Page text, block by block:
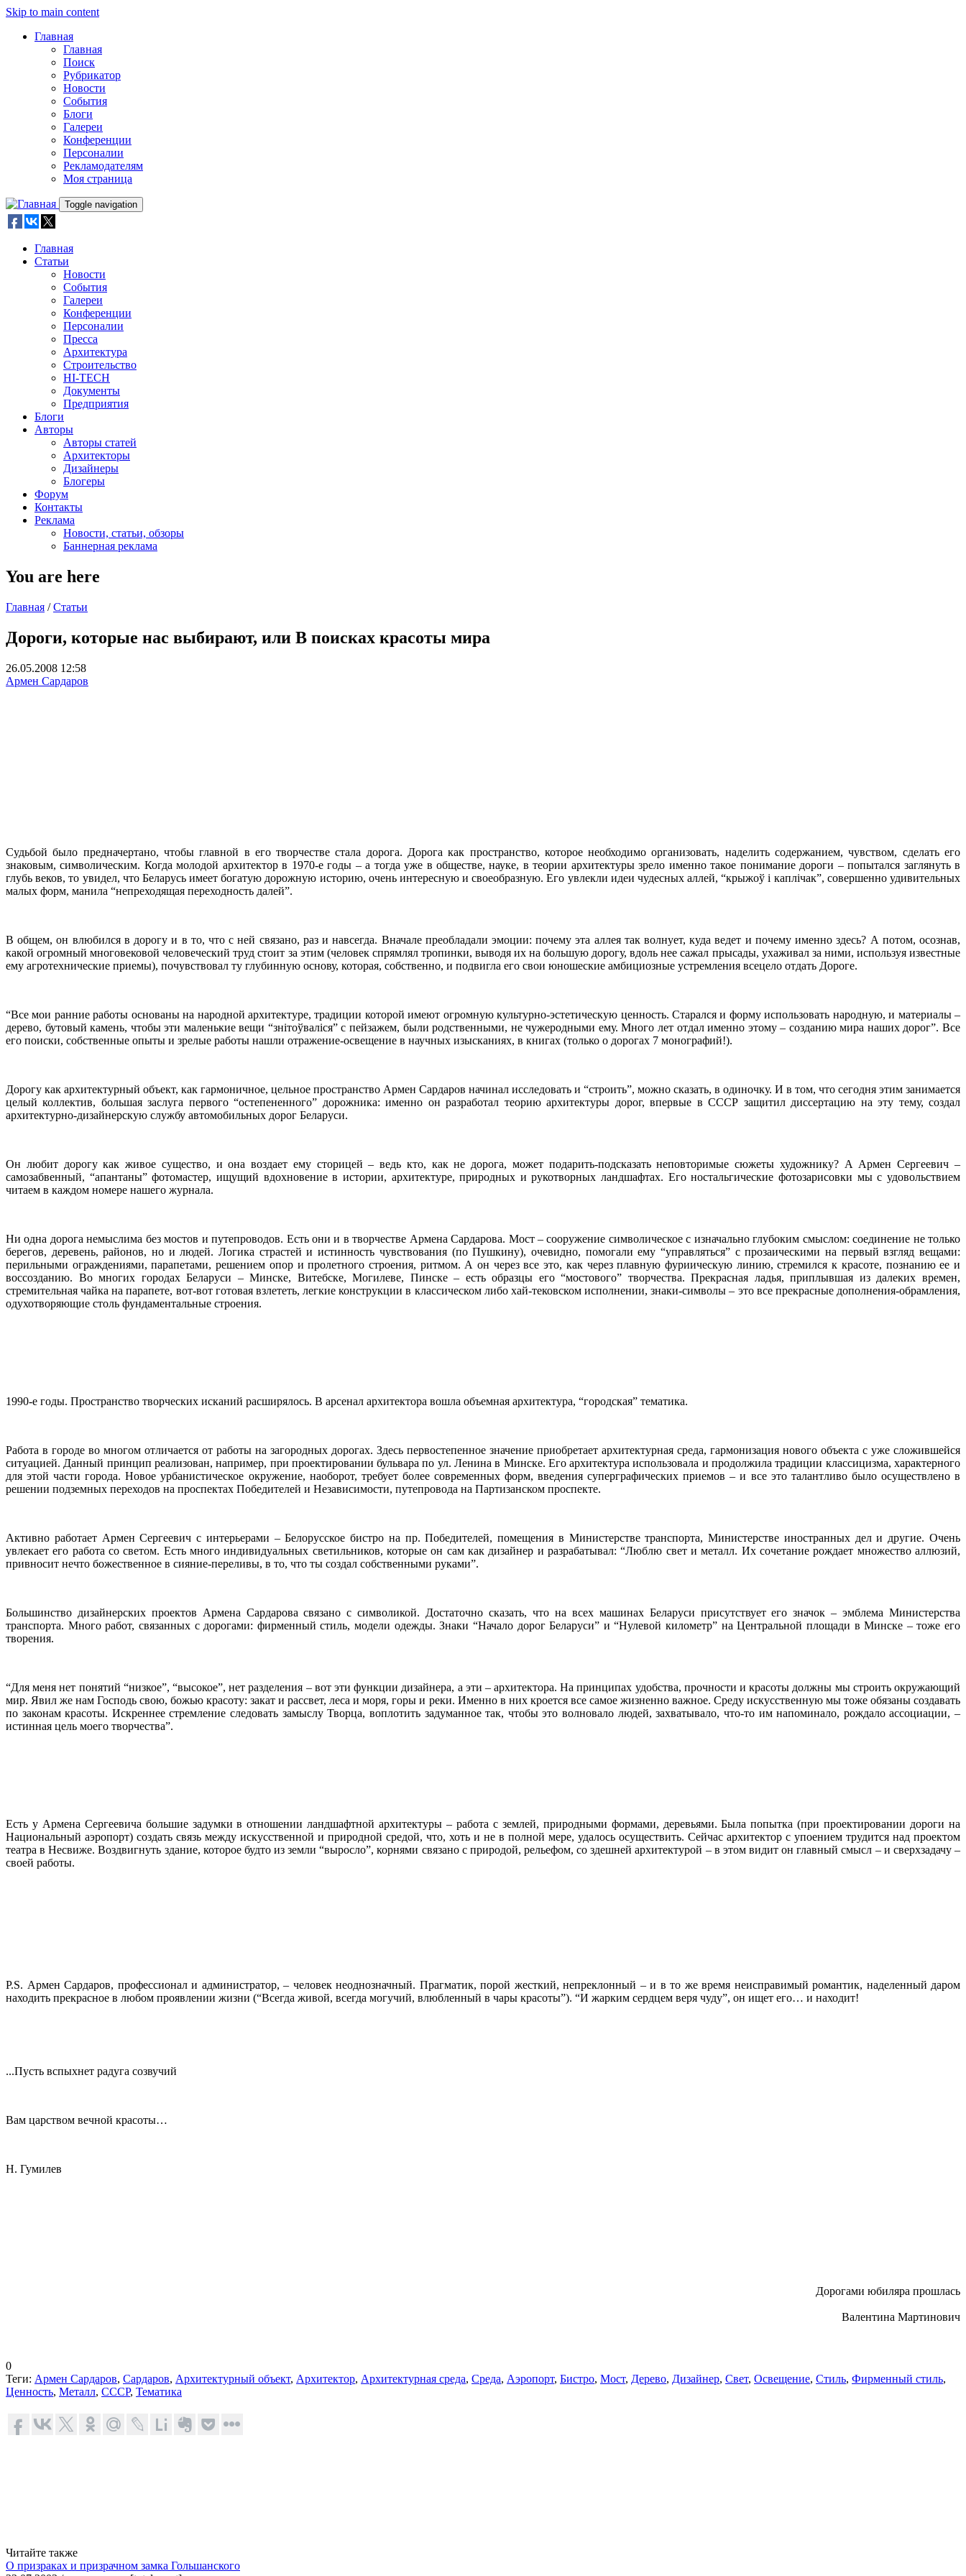
Skip to main content
Главная
Главная
Поиск
Рубрикатор
Новости
События
Блоги
Галереи
Конференции
Персоналии
Рекламодателям
Моя страница
Toggle navigation
Главная
Статьи
Новости
События
Галереи
Конференции
Персоналии
Пресса
Архитектура
Строительство
HI-TECH
Документы
Предприятия
Блоги
Авторы
Авторы статей
Архитекторы
Дизайнеры
Блогеры
Форум
Контакты
Реклама
Новости, статьи, обзоры
Баннерная реклама
You are here
Главная / Статьи
Дороги, которые нас выбирают, или В поисках красоты мира
26.05.2008 12:58
Армен Сардаров
Судьбой было предначертано, чтобы главной в его творчестве стала дорога. Дорога как пространство, которое необходимо организовать, наделить содержанием, чувством, сделать его
знаковым, символическим. Когда молодой архитектор в 1970-е годы – а тогда уже в обществе, науке, в теории архитектуры зрело именно такое понимание дороги – попытался заглянуть в
глубь веков, то увидел, что Беларусь имеет богатую дорожную историю, очень интересную и своеобразную. Его увлекли идеи чудесных аллей, “крыжоў і каплічак”, совершенно удивительных
малых форм, манила “непреходящая переходность далей”.
В общем, он влюбился в дорогу и в то, что с ней связано, раз и навсегда. Вначале преобладали эмоции: почему эта аллея так волнует, куда ведет и почему именно здесь? А потом, осознав,
какой огромный многовековой человеческий труд стоит за этим (человек спрямлял тропинки, выводя их на большую дорогу, вдоль нее сажал прысады, ухаживал за ними, используя известные
ему агротехнические приемы), почувствовал ту глубинную основу, которая, собственно, и подвигла его свои юношеские амбициозные устремления всецело отдать Дороге.
“Все мои ранние работы основаны на народной архитектуре, традиции которой имеют огромную культурно-эстетическую ценность. Старался и форму использовать народную, и материалы –
дерево, бутовый камень, чтобы эти маленькие вещи “знітоўваліся” с пейзажем, были родственными, не чужеродными ему. Много лет отдал именно этому – созданию мира наших дорог”. Все
его поиски, собственные опыты и зрелые работы нашли отражение-освещение в научных изысканиях, в книгах (только о дорогах 7 монографий!).
Дорогу как архитектурный объект, как гармоничное, цельное пространство Армен Сардаров начинал исследовать и “строить”, можно сказать, в одиночку. И в том, что сегодня этим занимается
целый коллектив, большая заслуга первого “остепененного” дорожника: именно он разработал теорию архитектуры дорог, впервые в СССР защитил диссертацию на эту тему, создал
архитектурно-дизайнерскую службу автомобильных дорог Беларуси.
Он любит дорогу как живое существо, и она воздает ему сторицей – ведь кто, как не дорога, может подарить-подсказать неповторимые сюжеты художнику? А Армен Сергеевич –
самозабвенный, “апантаны” фотомастер, ищущий вдохновение в истории, архитектуре, природных и рукотворных ландшафтах. Его ностальгические фотозарисовки мы с удовольствием
читаем в каждом номере нашего журнала.
Ни одна дорога немыслима без мостов и путепроводов. Есть они и в творчестве Армена Сардарова. Мост – сооружение символическое с изначально глубоким смыслом: соединение не только
берегов, деревень, районов, но и людей. Логика страстей и истинность чувствования (по Пушкину), очевидно, помогали ему “управляться” с прозаическими на первый взгляд вещами:
перильными ограждениями, парапетами, решением опор и пролетного строения, ритмом. А он через все это, как через плавную фуриическую линию, стремился к красоте, познанию ее и
воссозданию. Во многих городах Беларуси – Минске, Витебске, Могилеве, Пинске – есть образцы его “мостового” творчества. Прекрасная ладья, приплывшая из далеких времен,
стремительная чайка на парапете, вот-вот готовая взлететь, легкие конструкции в классическом либо хай-тековском исполнении, знаки-символы – это все прекрасные дополнения-обрамления,
одухотворяющие столь фундаментальные строения.
1990-е годы. Пространство творческих исканий расширялось. В арсенал архитектора вошла объемная архитектура, “городская” тематика.
Работа в городе во многом отличается от работы на загородных дорогах. Здесь первостепенное значение приобретает архитектурная среда, гармонизация нового объекта с уже сложившейся
ситуацией. Данный принцип реализован, например, при проектировании бульвара по ул. Ленина в Минске. Его архитектура использовала и продолжила традиции классицизма, характерного
для этой части города. Новое урбанистическое окружение, наоборот, требует более современных форм, введения суперграфических приемов – и все это талантливо было осуществлено в
решении подземных переходов на проспектах Победителей и Независимости, путепровода на Партизанском проспекте.
Активно работает Армен Сергеевич с интерьерами – Белорусское бистро на пр. Победителей, помещения в Министерстве транспорта, Министерстве иностранных дел и другие. Очень
увлекает его работа со светом. Есть много индивидуальных светильников, которые он сам как дизайнер и разрабатывал: “Люблю свет и металл. Их сочетание рождает множество аллюзий,
привносит нечто божественное в сияние-переливы, в то, что ты создал собственными руками”.
Большинство дизайнерских проектов Армена Сардарова связано с символикой. Достаточно сказать, что на всех машинах Беларуси присутствует его значок – эмблема Министерства
транспорта. Много работ, связанных с дорогами: фирменный стиль, модели одежды. Знаки “Начало дорог Беларуси” и “Нулевой километр” на Центральной площади в Минске – тоже его
творения.
“Для меня нет понятий “низкое”, “высокое”, нет разделения – вот эти функции дизайнера, а эти – архитектора. На принципах удобства, прочности и красоты должны мы строить окружающий
мир. Явил же нам Господь свою, божью красоту: закат и рассвет, леса и моря, горы и реки. Именно в них кроется все самое жизненно важное. Среду искусственную мы тоже обязаны создавать
по законам красоты. Искреннее стремление следовать замыслу Творца, воплотить задуманное так, чтобы это волновало людей, захватывало, что-то им напоминало, рождало ассоциации, –
истинная цель моего творчества”.
Есть у Армена Сергеевича большие задумки в отношении ландшафтной архитектуры – работа с землей, природными формами, деревьями. Была попытка (при проектировании дороги на
Национальный аэропорт) создать связь между искусственной и природной средой, что, хоть и не в полной мере, удалось осуществить. Сейчас архитектор с упоением трудится над проектом
театра в Несвиже. Воздвигнуть здание, которое будто из земли “выросло”, корнями связано с природой, рельефом, со здешней архитектурой – в этом видит он главный смысл – и сверхзадачу –
своей работы.
P.S. Армен Сардаров, профессионал и администратор, – человек неоднозначный. Прагматик, порой жесткий, непреклонный – и в то же время неисправимый романтик, наделенный даром
находить прекрасное в любом проявлении жизни (“Всегда живой, всегда могучий, влюбленный в чары красоты”). “И жарким сердцем веря чуду”, он ищет его… и находит!
...Пусть вспыхнет радуга созвучий
Вам царством вечной красоты…
Н. Гумилев
Дорогами юбиляра прошлась
Валентина Мартинович
0
Теги: Армен Сардаров, Сардаров, Архитектурный объект, Архитектор, Архитектурная среда, Среда, Аэропорт, Бистро, Мост, Дерево, Дизайнер, Свет, Освещение, Стиль, Фирменный стиль,
Ценность, Металл, СССР, Тематика
Читайте также
О призраках и призрачном замка Гольшанского